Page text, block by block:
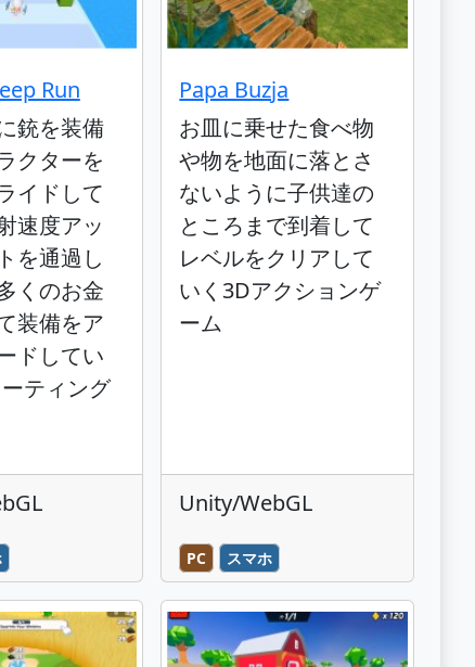
Run
銃を装備
クターを
イドして
速度アッ
を通過し
くのお金
装備をア
ドしてい
ティング
Papa Buzja
お皿に乗せた食べ物
や物を地面に落とさ
ないように子供達の
ところまで到着して
レベルをクリアして
いく3Dアクションゲ
ーム
Unity/WebGL
PC スマホ